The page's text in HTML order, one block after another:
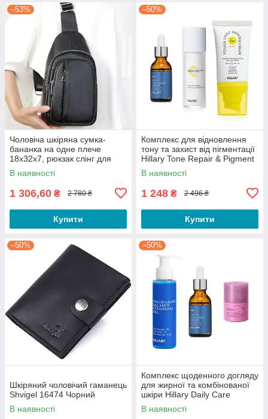
–53%
Чоловіча шкіряна сумка-
бананка на одне плече
18х32х7, рюкзак слінг для
телефону та дрібниці TIDING
BAG 83228 чорний
В наявності
1 306,60 ₴ 2 780 ₴
Купити
–50%
Комплекс для відновлення
тону та захист від пігментації
Hillary Tone Repair & Pigment
Defense Set
В наявності
1 248 ₴ 2 496 ₴
Купити
–50%
Шкіряний чоловічий гаманець
Shvigel 16474 Чорний
В наявності
–50%
Комплекс щоденного догляду
для жирної та комбінованої
шкіри Hillary Daily Care
Complex for Oily &
Combination Skin
В наявності